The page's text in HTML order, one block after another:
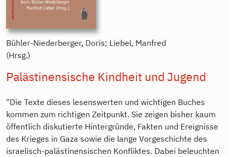
Bühler-Niederberger, Doris; Liebel, Manfred
(Hrsg.)
Palästinensische Kindheit und Jugend
"Die Texte dieses lesenswerten und wichtigen Buches
kommen zum richtigen Zeitpunkt. Sie zeigen bisher kaum
öffentlich diskutierte Hintergründe, Fakten und Ereignisse
des Krieges in Gaza sowie die lange Vorgeschichte des
israelisch-palästinensischen Konfliktes. Dabei beleuchten